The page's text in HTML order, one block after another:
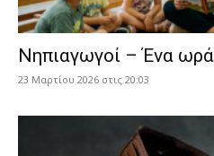
Νηπιαγωγοί – Ένα
23 Μαρτίου 2026 στις 20:03